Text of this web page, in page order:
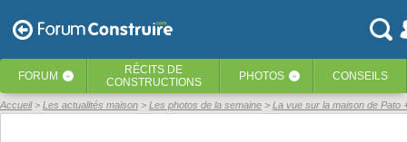
FORUM ‹ RÉCITS DE
CONSTRUCTIONS
PHOTOS ‹ CONSEILS
Accueil Les actualités maison Les photos de la semaine La vue sur la maison de Pato